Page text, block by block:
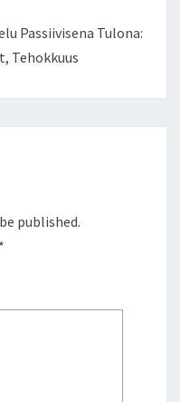
Passiivisena Tulona:
Tehokkuus
published.
*